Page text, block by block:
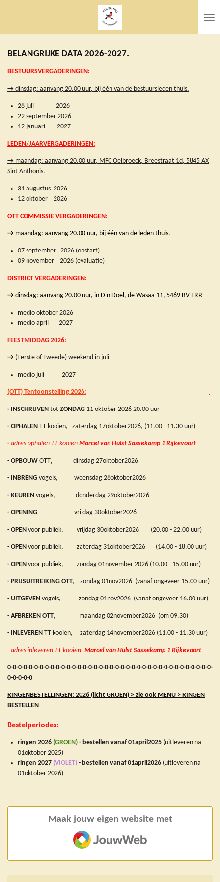
hoofdinhoud
BELANGRIJKE DATA 2026-2027.
BESTUURSVERGADERINGEN:
→ dinsdag: aanvang 20.00 uur, bij één van de bestuursleden thuis.
28 juli 2026
22 september 2026
12 januari 2027
LEDEN/JAARVERGADERINGEN:
→ maandag: aanvang 20.00 uur, MFC Oelbroeck, Breestraat 1d, 5845 AX
Sint Anthonis.
31 augustus 2026
12 oktober 2026
OTT COMMISSIE VERGADERINGEN:
→ maandag: aanvang 20.00 uur, bij één van de leden thuis.
07 september 2026 (opstart)
09 november 2026 (evaluatie)
DISTRICT VERGADERINGEN:
→ dinsdag: aanvang 20.00 uur, in D'n Doel, de Wasaa 11, 5469 BV ERP.
medio oktober 2026
medio april 2027
FEESTMIDDAG 2026:
→ (Eerste of Tweede) weekend in juli
medio juli 2027
(OTT) Tentoonstelling 2026:
- INSCHRIJVEN tot ZONDAG 11 oktober 2026 20.00 uur
- OPHALEN TT kooien, zaterdag 17oktober2026, (11.00 - 11.30 uur)
- adres ophalen TT kooien Marcel van Hulst Sassekamp 1 Rijkevoort
- OPBOUW OTT, dinsdag 27oktober2026
- INBRENG vogels, woensdag 28oktober2026
- KEUREN vogels, donderdag 29oktober2026
- OPENING vrijdag 30oktober2026
- OPEN voor publiek, vrijdag 30oktober2026 (20.00 - 22.00 uur)
- OPEN voor publiek, zaterdag 31oktober2026 (14.00 - 18.00 uur)
- OPEN voor publiek, zondag 01november 2026 (10.00 - 15.00 uur)
- PRIJSUITREIKING OTT, zondag 01nov2026 (vanaf ongeveer 15.00 uur)
- UITGEVEN vogels, zondag 01nov2026 (vanaf ongeveer 16.00 uur)
- AFBREKEN OTT, maandag 02november2026 (om 09.30)
- INLEVEREN TT kooien, zaterdag 14november2026 (11.00 - 11.30 uur)
- adres inleveren TT kooien: Marcel van Hulst Sassekamp 1 Rijkevoort
0-0-0-0-0-0-0-0-0-0-0-0-0-0-0-0-0-0-0-0-0-0-0-0-0-0-0-0-0-0-0-0-0-0-0-0-0-0-
0-0-0-0-0
RINGENBESTELLINGEN: 2026 (licht GROEN) > zie ook MENU > RINGEN
BESTELLEN
Bestelperiodes:
ringen 2026 (GROEN) - bestellen vanaf 01april2025 (uitleveren na
01oktober 2025)
ringen 2027 (VIOLET) - bestellen vanaf 01april2026 (uitleveren na
01oktober 2026)
Maak jouw eigen website met
JouwWeb